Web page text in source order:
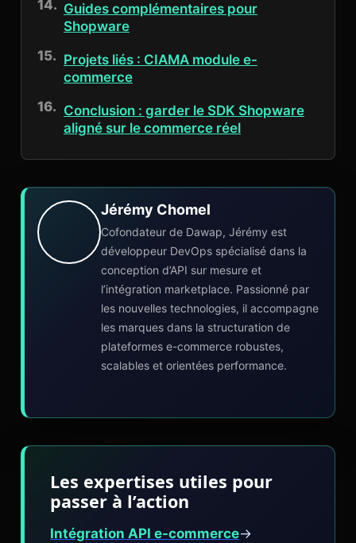
Guides complémentaires pour
Shopware
Projets liés : CIAMA module e-
commerce
Conclusion : garder le SDK Shopware
aligné sur le commerce réel
Jérémy Chomel
Cofondateur de Dawap, Jérémy est
développeur DevOps spécialisé dans la
conception d’API sur mesure et
l’intégration marketplace. Passionné par
les nouvelles technologies, il accompagne
les marques dans la structuration de
plateformes e-commerce robustes,
scalables et orientées performance.
Les expertises utiles pour
passer à l’action
Intégration API e-commerce→